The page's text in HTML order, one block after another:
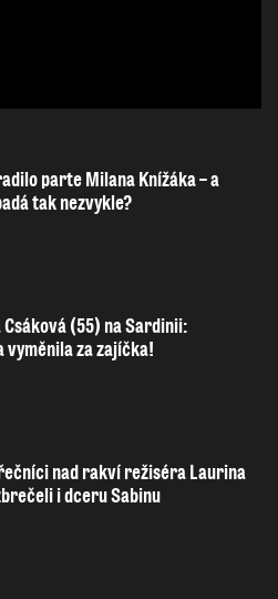
parte Milana Knížáka – a
tak nezvykle?
Csáková (55) na Sardinii:
vyměnila za zajíčka!
nad rakví režiséra Laurina
i dceru Sabinu